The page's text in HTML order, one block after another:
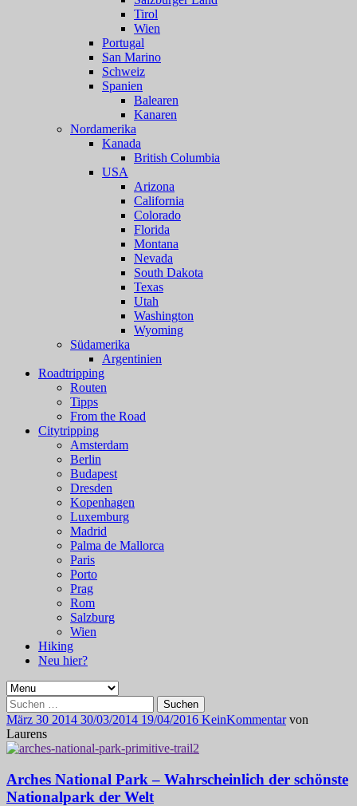
Tirol
Wien
Portugal
San Marino
Schweiz
Spanien
Balearen
Kanaren
Nordamerika
Kanada
British Columbia
USA
Arizona
California
Colorado
Florida
Montana
Nevada
South Dakota
Texas
Utah
Washington
Wyoming
Südamerika
Argentinien
Roadtripping
Routen
Tipps
From the Road
Citytripping
Amsterdam
Berlin
Budapest
Dresden
Kopenhagen
Luxemburg
Madrid
Palma de Mallorca
Paris
Porto
Prag
Rom
Salzburg
Wien
Hiking
Neu hier?
Suchen
nach:
März 30 2014 30/03/2014 19/04/2016 KeinKommentar von
Laurens
Arches National Park – Wahrscheinlich der schönste
Nationalpark der Welt